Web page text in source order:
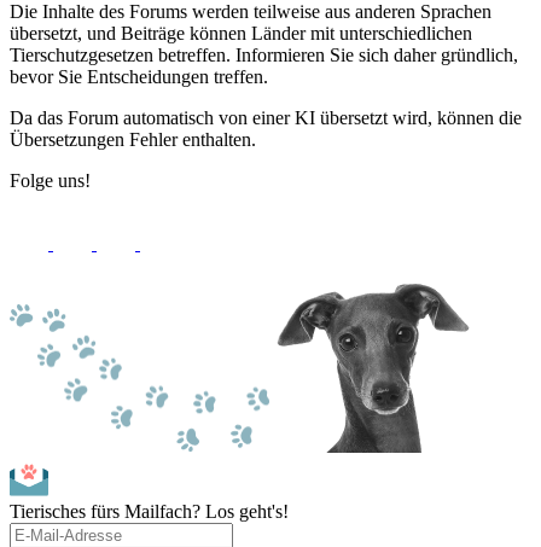
Die Inhalte des Forums werden teilweise aus anderen Sprachen
übersetzt, und Beiträge können Länder mit unterschiedlichen
Tierschutzgesetzen betreffen. Informieren Sie sich daher gründlich,
bevor Sie Entscheidungen treffen.
Da das Forum automatisch von einer KI übersetzt wird, können die
Übersetzungen Fehler enthalten.
Folge uns!
Tierisches fürs Mailfach? Los geht's!